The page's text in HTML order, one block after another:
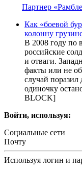
Партнер
Как «боевой
колонну
В 2008 году по
российские
и отваги.
факты или не
случай
одиночку
BLOCK]
Войти, используя:
Социальные сети
Почту
Используя логин и